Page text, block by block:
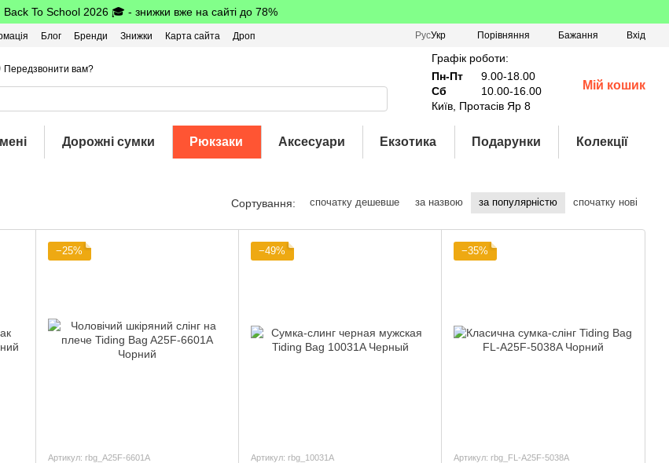
Back To School 2026 🎓 - знижки вже на сайті до 78%
Блог Бренди Знижки Карта сайта
Дроп
РусУкр Порівняння Бажання Вхід
Передзвонити вам?
Графік роботи:
Пн-Пт
9.00-18.00
Сб
10.00-16.00
Київ, Протасів Яр 8
Мій кошик
Дорожні сумки Рюкзаки Аксесуари Екзотика Подарунки Колекції
Сортування: спочатку дешевше за назвою за популярністю спочатку нові
−25%
Артикул: rbg_A25F-6601A
−49%
Артикул: rbg_10031A
−35%
Артикул: rbg_FL-A25F-5038A